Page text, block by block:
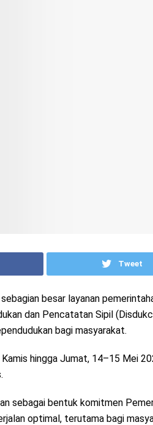
Tweet
besar layanan
dan Pencatatan Sipil
bagi masyarakat.
hingga Jumat, 14–15 Mei
sebagai bentuk komitmen
optimal, terutama bagi